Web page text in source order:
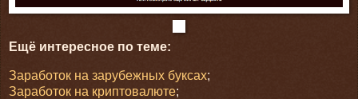
Ещё интересное по теме:
Заработок на зарубежных буксах;
Заработок на криптовалюте;